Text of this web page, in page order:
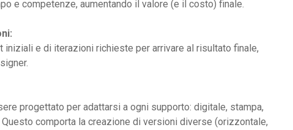
e competenze, aumentando il valore (e il costo) finale.
iniziali e di iterazioni richieste per arrivare al risultato finale,
progettato per adattarsi a ogni supporto: digitale, stampa,
comporta la creazione di versioni diverse (orizzontale,